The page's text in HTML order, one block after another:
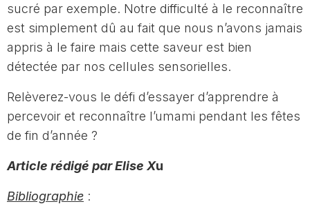
sucré par exemple. Notre difficulté à le reconnaître
est simplement dû au fait que nous n’avons jamais
appris à le faire mais cette saveur est bien
détectée par nos cellules sensorielles.
Relèverez-vous le défi d’essayer d’apprendre à
percevoir et reconnaître l’umami pendant les fêtes
de fin d’année ?
Article rédigé par Elise Xu
Bibliographie :